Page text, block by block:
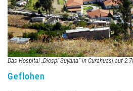
Das Hospital „Diospi Suyana“ in Curahuasi auf
Geflohen